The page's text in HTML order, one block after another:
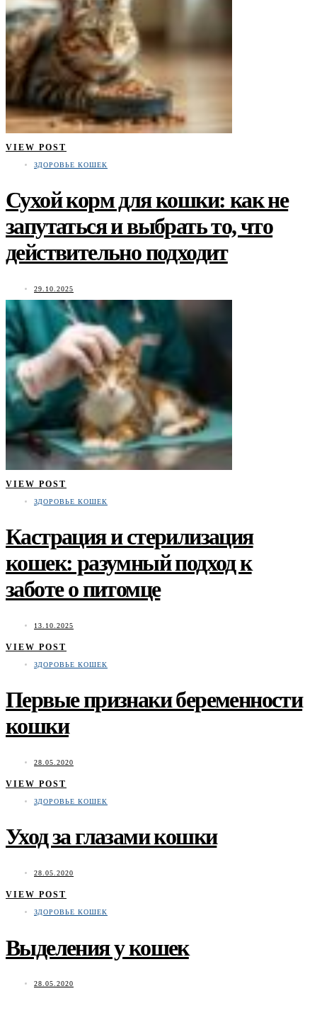
VIEW POST
ЗДОРОВЬЕ КОШЕК
Сухой корм для кошки: как не
запутаться и выбрать то, что
действительно подходит
29.10.2025
VIEW POST
ЗДОРОВЬЕ КОШЕК
Кастрация и стерилизация
кошек: разумный подход к
заботе о питомце
13.10.2025
VIEW POST
ЗДОРОВЬЕ КОШЕК
Первые признаки беременности
кошки
28.05.2020
VIEW POST
ЗДОРОВЬЕ КОШЕК
Уход за глазами кошки
28.05.2020
VIEW POST
ЗДОРОВЬЕ КОШЕК
Выделения у кошек
28.05.2020